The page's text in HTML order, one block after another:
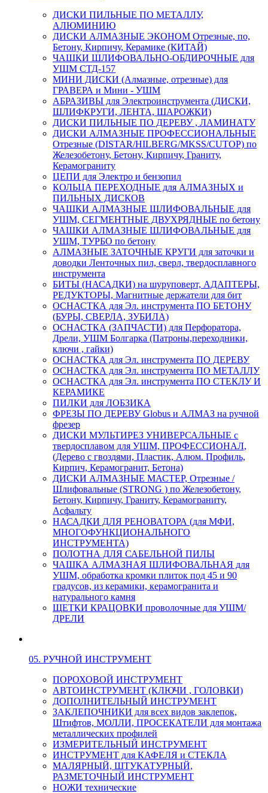
ДИСКИ ПИЛЬНЫЕ ПО МЕТАЛЛУ,
АЛЮМИНИЮ
ДИСКИ АЛМАЗНЫЕ ЭКОНОМ Отрезные, по,
Бетону, Кирпичу, Керамике (КИТАЙ)
ЧАШКИ ШЛИФОВАЛЬНО-ОБДИРОЧНЫЕ для
УШМ СТД-157
МИНИ ДИСКИ (Алмазные, отрезные) для
ГРАВЕРА и Мини - УШМ
АБРАЗИВЫ для Электроинструмента (ДИСКИ,
ШЛИФКРУГИ, ЛЕНТА, ШАРОЖКИ)
ДИСКИ ПИЛЬНЫЕ ПО ДЕРЕВУ , ЛАМИНАТУ
ДИСКИ АЛМАЗНЫЕ ПРОФЕССИОНАЛЬНЫЕ
Отрезные (DISTAR/HILBERG/MKSS/CUTOP) по
Железобетону, Бетону, Кирпичу, Граниту,
Керамограниту
ЦЕПИ для Электро и бензопил
КОЛЬЦА ПЕРЕХОДНЫЕ для АЛМАЗНЫХ и
ПИЛЬНЫХ ДИСКОВ
ЧАШКИ АЛМАЗНЫЕ ШЛИФОВАЛЬНЫЕ для
УШМ, СЕГМЕНТНЫЕ ДВУХРЯДНЫЕ по бетону
ЧАШКИ АЛМАЗНЫЕ ШЛИФОВАЛЬНЫЕ для
УШМ, ТУРБО по бетону
АЛМАЗНЫЕ ЗАТОЧНЫЕ КРУГИ для заточки и
доводки Ленточных пил, сверл, твердосплавного
инструмента
БИТЫ (НАСАДКИ) на шуруповерт, АДАПТЕРЫ,
РЕДУКТОРЫ, Магнитные держатели для бит
ОСНАСТКА для Эл. инструмента ПО БЕТОНУ
(БУРЫ, СВЕРЛА, ЗУБИЛА)
ОСНАСТКА (ЗАПЧАСТИ) для Перфоратора,
Дрели, УШМ Болгарка (Патроны,переходники,
ключи , гайки)
ОСНАСТКА для Эл. инструмента ПО ДЕРЕВУ
ОСНАСТКА для Эл. инструмента ПО МЕТАЛЛУ
ОСНАСТКА для Эл. инструмента ПО СТЕКЛУ И
КЕРАМИКЕ
ПИЛКИ для ЛОБЗИКА
ФРЕЗЫ ПО ДЕРЕВУ Globus и АЛМАЗ на ручной
фрезер
ДИСКИ МУЛЬТИРЕЗ УНИВЕРСАЛЬНЫЕ с
твердосплавом для УШМ, ПРОФЕССИОНАЛ,
(Дерево с гвоздями, Пластик, Алюм. Профиль,
Кирпич, Керамогранит, Бетона)
ДИСКИ АЛМАЗНЫЕ МАСТЕР, Отрезные /
Шлифовальные (STRONG ) по Железобетону,
Бетону, Кирпичу, Граниту, Керамограниту,
Асфальту
НАСАДКИ ДЛЯ РЕНОВАТОРА (для МФИ,
МНОГОФУНКЦИОНАЛЬНОГО
ИНСТРУМЕНТА)
ПОЛОТНА ДЛЯ САБЕЛЬНОЙ ПИЛЫ
ЧАШКА АЛМАЗНАЯ ШЛИФОВАЛЬНАЯ для
УШМ, обработка кромки плиток под 45 и 90
градусов, из керамики, керамогранита и
натурального камня
ЩЕТКИ КРАЦОВКИ проволочные для УШМ/
ДРЕЛИ
05. РУЧНОЙ ИНСТРУМЕНТ
ПОРОХОВОЙ ИНСТРУМЕНТ
АВТОИНСТРУМЕНТ (КЛЮЧИ , ГОЛОВКИ)
ДОПОЛНИТЕЛЬНЫЙ ИНСТРУМЕНТ
ЗАКЛЕПОЧНИКИ для всех видов заклепок,
Штифтов, МОЛЛИ, ПРОСЕКАТЕЛИ для монтажа
металлических профилей
ИЗМЕРИТЕЛЬНЫЙ ИНСТРУМЕНТ
ИНСТРУМЕНТ для КАФЕЛЯ и СТЕКЛА
МАЛЯРНЫЙ, ШТУКАТУРНЫЙ,
РАЗМЕТОЧНЫЙ ИНСТРУМЕНТ
НОЖИ технические